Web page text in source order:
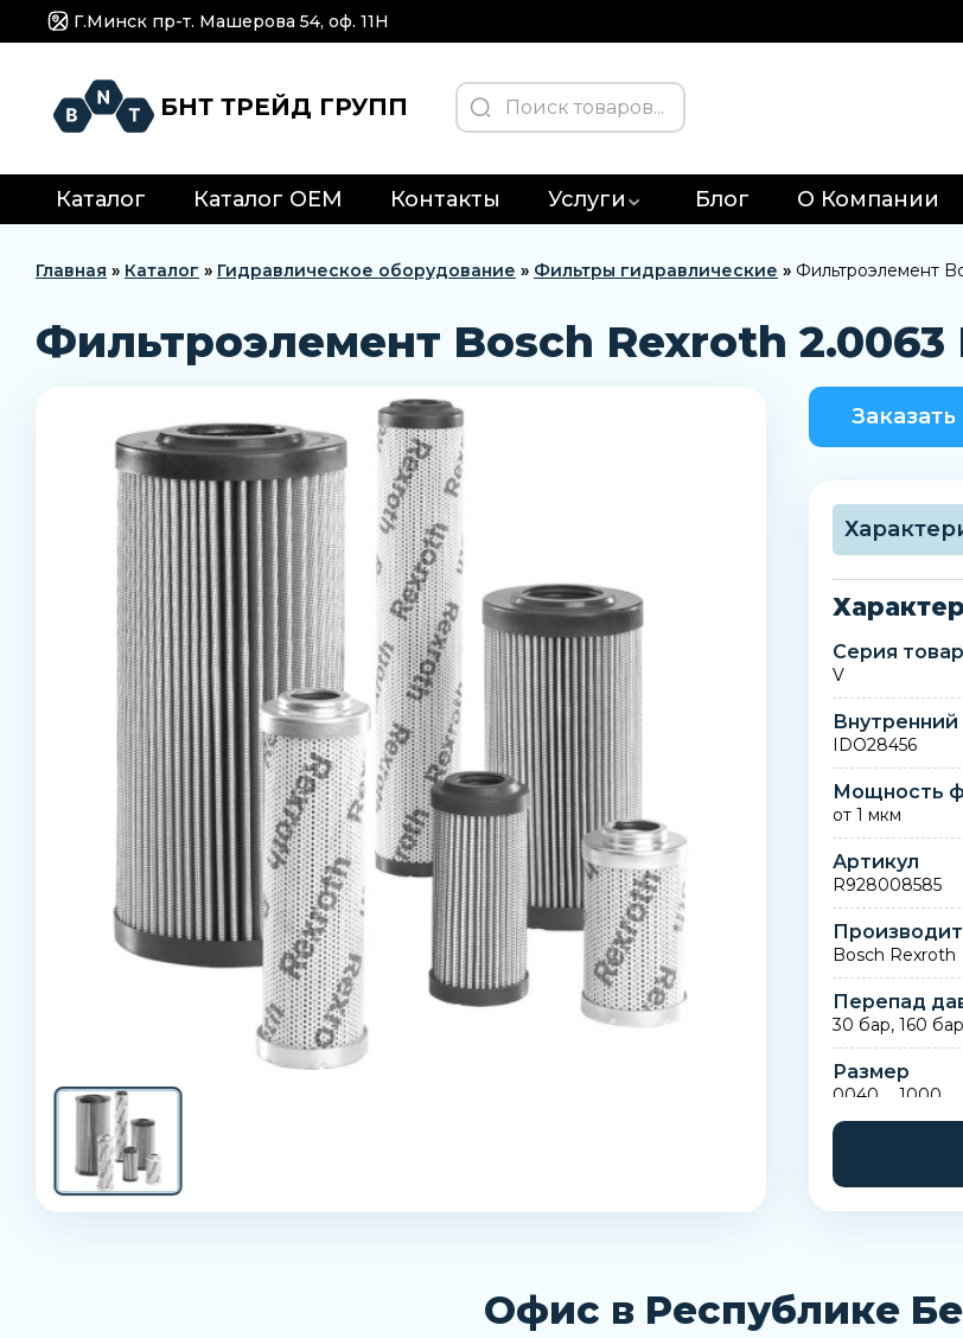
Г.Минск пр-т. Машерова 54, оф. 11H
БНТ ТРЕЙД ГРУПП
Каталог Каталог OEM Контакты Услуги Блог О Компании
Главная » Каталог » Гидравлическое оборудование » Фильтры гидравлические » Фильтроэлемент
Фильтроэлемент Bosch Rexroth 2.0063
Заказать
Серия
V
Внутренний
IDO28456
Мощность
от 1 мкм
Артикул
R928008585
Bosch Rexroth
Перепад
30 бар, 160
Размер
0040 … 1000
Офис в Республике